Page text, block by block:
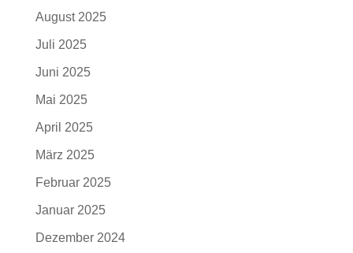
August 2025
Juli 2025
Juni 2025
Mai 2025
April 2025
März 2025
Februar 2025
Januar 2025
Dezember 2024